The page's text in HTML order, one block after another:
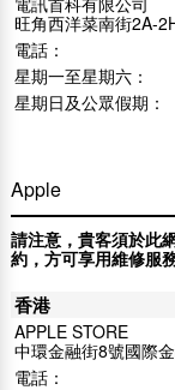
旺角西洋菜南街2A-
電話：
星期一至星期六：
星期日及公眾假期：
Apple
請注意，貴客須於此
約，方可享用維修服務
香港
APPLE STORE
中環金融街8號國際
電話：